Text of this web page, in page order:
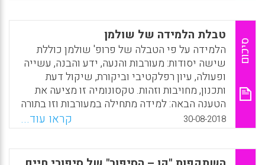
והמודל פותחו במסגרת מכון ברנקו וייס לטיפוח
החשיבה, המודל מבקש לעצב סביבה חינוכית
גמישה, המתאימה עצמה לאינטרסים ייחודיים של
הלומדים, אך מבלי לוותר על דימוי כללי של "אדם
מחונך" ונורמות של התנהגות אתית וחשיבה
רציונלית המודל מבטא חזון חינוכי רדיקלי, משום
שהוא "הולך" על יסודות בית הספר – שיטת
ההוראה והמבנה הארגוני – אך הוא אינו רדיקלי
במידה כזו שאינה מאפשרת את מימושו במסגרת
אלה מכבידים ביותר על כל ניסיון לחולל שינוי
סיכום
טבלת הלמידה של שולמן
הלמידה על פי הטבלה של פרופ' שולמן כוללת
שישה יסודות: מעורבות והנעה, ידע והבנה, עשייה
ופעולה, עיון רפלקטיבי וביקורת, שיקול דעת
ותכנון, מחויבות וזהות. טקסונומיה זו מציעה את
הטענה הבאה: למידה מתחילה במעורבות וזו בתורה
מוליכה אל ידע והבנה. כשאדם מבין, הוא מפתח
יכולת לעשות או לפעול. חשיבה ביקורתית על
העשייה וההבנה מוליכה אל חשיבה מסדר גבוה
יותר, וזו מתבטאת ביכולת להפעיל שיקול דעת
30-08-2018 קראו עוד...